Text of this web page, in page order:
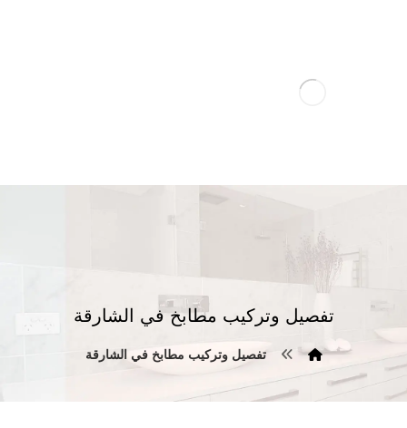
تفصيل وتركيب مطابخ في الشارقة
تفصيل وتركيب مطابخ في الشارقة